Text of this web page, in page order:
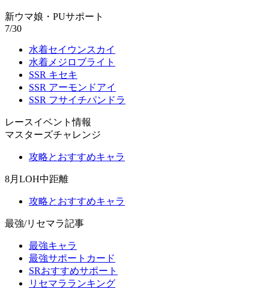
新ウマ娘・PUサポート
7/30
水着セイウンスカイ
水着メジロブライト
SSR キセキ
SSR アーモンドアイ
SSR フサイチパンドラ
レースイベント情報
マスターズチャレンジ
攻略とおすすめキャラ
8月LOH中距離
攻略とおすすめキャラ
最強/リセマラ記事
最強キャラ
最強サポートカード
SRおすすめサポート
リセマラランキング